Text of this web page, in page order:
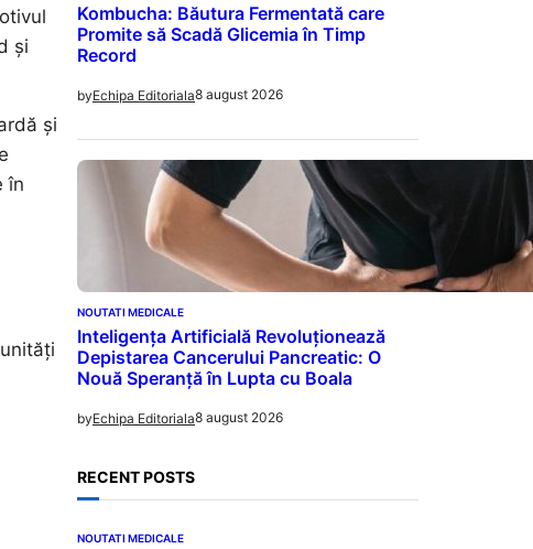
și
și
în
Kombucha: Băutura Fermentată care
Promite să Scadă Glicemia în Timp
Record
byEchipa Editoriala8 august 2026
NOUTATI MEDICALE
Inteligența Artificială Revoluționează
Depistarea Cancerului Pancreatic: O
Nouă Speranță în Lupta cu Boala
byEchipa Editoriala8 august 2026
RECENT POSTS
NOUTATI MEDICALE